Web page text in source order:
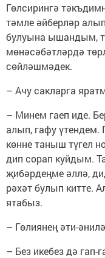
Гөлсирингә
тәмле әйберләр
булуына ышандым,
мөнәсәбәтләрдә
сөйләшмәдек.
– Ачу сакларга
– Минем гаеп иде.
алып, гафу үтендем.
көнне таныш түгел
дип сорап куйдым.
җибәрдеңме әллә,
рәхәт булып китте.
ятабыз.
– Гөлиянең әти-
– Без икебез дә гап-